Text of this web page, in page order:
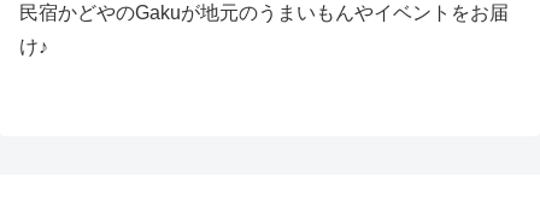
民宿かどやのGakuが地元のうまいもんやイベントをお届
け♪